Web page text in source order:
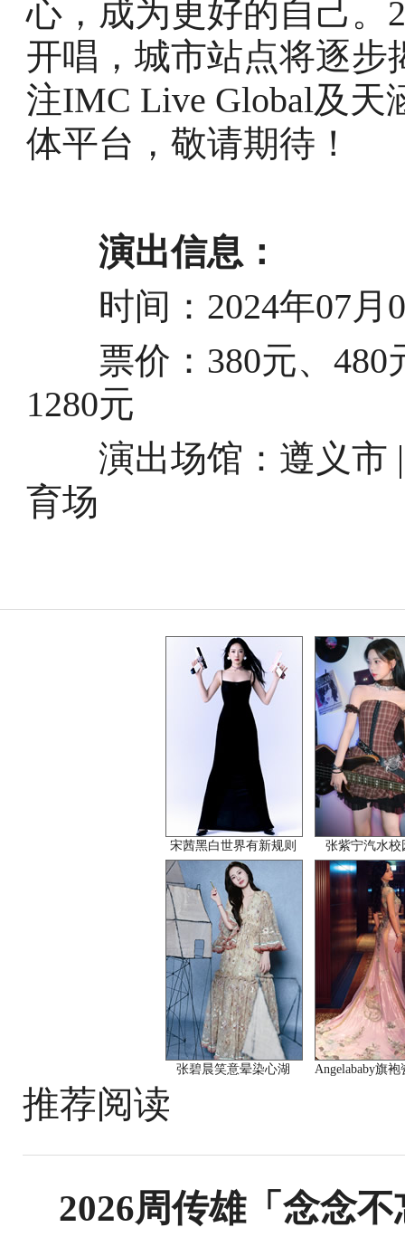
心，成为更好的自己。
开唱，城市站点将逐步
注IMC Live Global及天
体平台，敬请期待！
演出信息：
时间：2024年07月
票价：380元、480
1280元
演出场馆：遵义市 |
育场
宋茜黑白世界有新规则 张紫宁汽水校
张碧晨笑意晕染心湖 Angelababy旗
推荐阅读
2026周传雄「念念